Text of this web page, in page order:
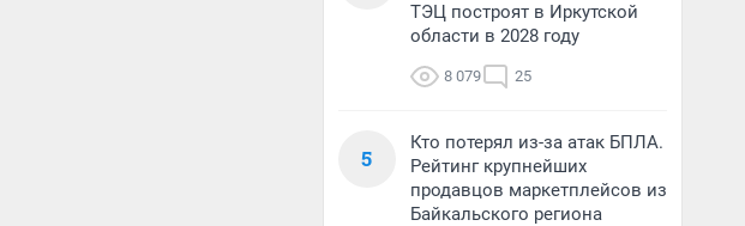
ТЭЦ построят в Иркутской
области в 2028 году
8 079 25
5
Кто потерял из-за атак БПЛА.
Рейтинг крупнейших
продавцов маркетплейсов из
Байкальского региона